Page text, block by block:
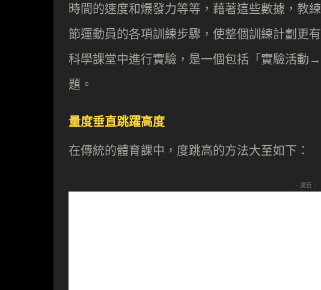
時間的速度和爆發力等等，藉著這些數據，教
節運動員的各項訓練步驟，使整個訓練計劃更
科學課堂中進行實驗，是一個包括「實驗活
題。
量度垂直跳躍高度
在傳統的體育課中，度跳高的方法大至如下：
- 廣告 -